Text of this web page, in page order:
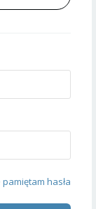
hasła